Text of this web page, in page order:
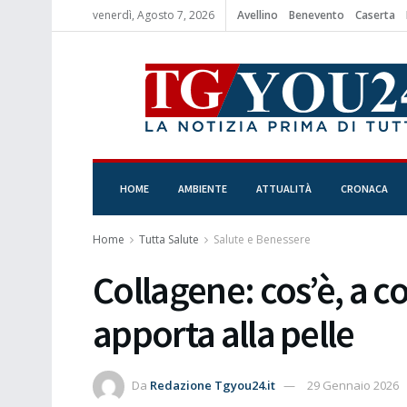
venerdì, Agosto 7, 2026 Avellino Benevento Caserta
HOME AMBIENTE ATTUALITÀ CRONACA
Home Tutta Salute Salute e Benessere
Collagene: cos’è, a
apporta alla pelle
Da Redazione Tgyou24.it 29 Gennaio 2026